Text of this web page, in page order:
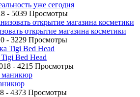
уже сегодня
- 5039 Просмотры
открытие магазина косметики
- 3229 Просмотры
Bed Head
- 4215 Просмотры
- 4373 Просмотры